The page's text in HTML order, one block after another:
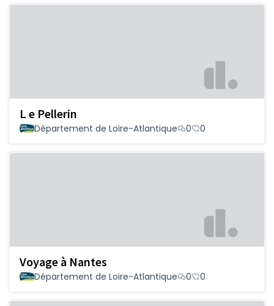
L e Pellerin
Département de Loire-Atlantique 0 0
Voyage à Nantes
Département de Loire-Atlantique 0 0